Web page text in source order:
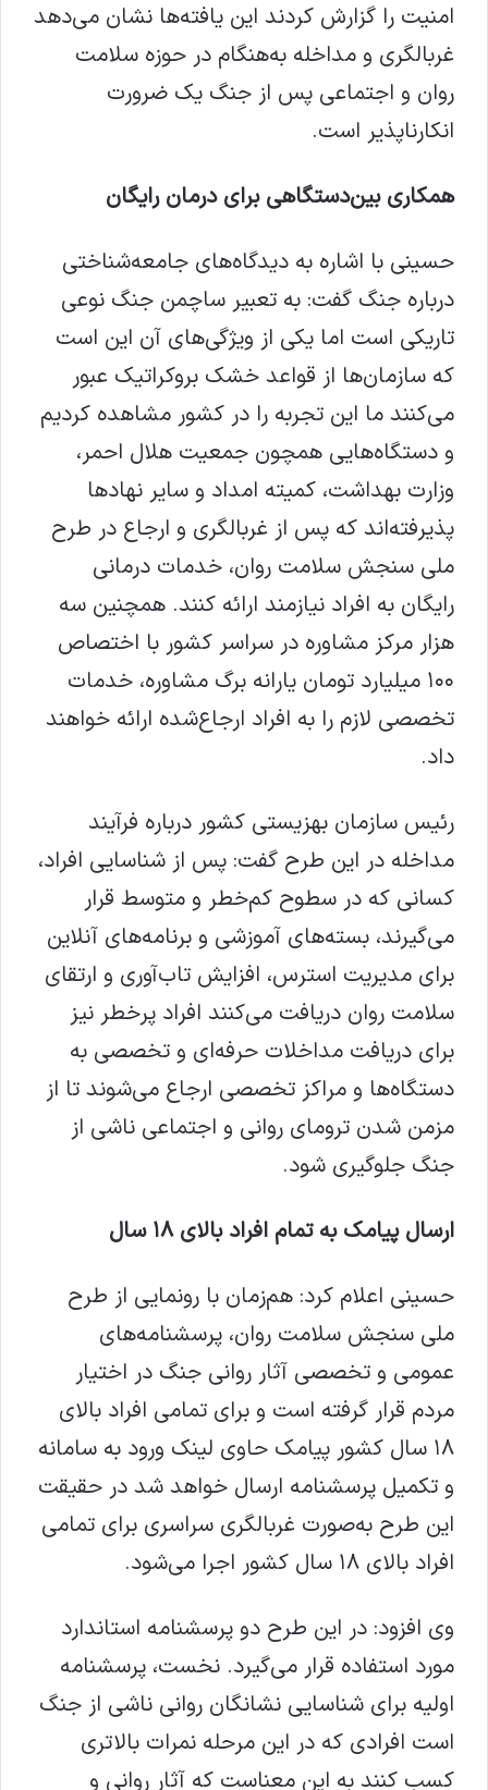
امنیت را گزارش کردند این یافته‌ها نشان می‌دهد
غربالگری و مداخله به‌هنگام در حوزه سلامت
روان و اجتماعی پس از جنگ یک ضرورت
انکارناپذیر است.
همکاری بین‌دستگاهی برای درمان رایگان
حسینی با اشاره به دیدگاه‌های جامعه‌شناختی
درباره جنگ گفت: به تعبیر ساچمن جنگ نوعی
تاریکی است اما یکی از ویژگی‌های آن این است
که سازمان‌ها از قواعد خشک بروکراتیک عبور
می‌کنند ما این تجربه را در کشور مشاهده کردیم
و دستگاه‌هایی همچون جمعیت هلال احمر،
وزارت بهداشت، کمیته امداد و سایر نهادها
پذیرفته‌اند که پس از غربالگری و ارجاع در طرح
ملی سنجش سلامت روان، خدمات درمانی
رایگان به افراد نیازمند ارائه کنند. همچنین سه
هزار مرکز مشاوره در سراسر کشور با اختصاص
۱۰۰ میلیارد تومان یارانه برگ مشاوره، خدمات
تخصصی لازم را به افراد ارجاع‌شده ارائه خواهند
داد.
رئیس سازمان بهزیستی کشور درباره فرآیند
مداخله در این طرح گفت: پس از شناسایی افراد،
کسانی که در سطوح کم‌خطر و متوسط قرار
می‌گیرند، بسته‌های آموزشی و برنامه‌های آنلاین
برای مدیریت استرس، افزایش تاب‌آوری و ارتقای
سلامت روان دریافت می‌کنند افراد پرخطر نیز
برای دریافت مداخلات حرفه‌ای و تخصصی به
دستگاه‌ها و مراکز تخصصی ارجاع می‌شوند تا از
مزمن شدن ترومای روانی و اجتماعی ناشی از
جنگ جلوگیری شود.
ارسال پیامک به تمام افراد بالای ۱۸ سال
حسینی اعلام کرد: هم‌زمان با رونمایی از طرح
ملی سنجش سلامت روان، پرسشنامه‌های
عمومی و تخصصی آثار روانی جنگ در اختیار
مردم قرار گرفته است و برای تمامی افراد بالای
۱۸ سال کشور پیامک حاوی لینک ورود به سامانه
و تکمیل پرسشنامه ارسال خواهد شد در حقیقت
این طرح به‌صورت غربالگری سراسری برای تمامی
افراد بالای ۱۸ سال کشور اجرا می‌شود.
وی افزود: در این طرح دو پرسشنامه استاندارد
مورد استفاده قرار می‌گیرد. نخست، پرسشنامه
اولیه برای شناسایی نشانگان روانی ناشی از جنگ
است افرادی که در این مرحله نمرات بالاتری
کسب کنند به این معناست که آثار روانی و